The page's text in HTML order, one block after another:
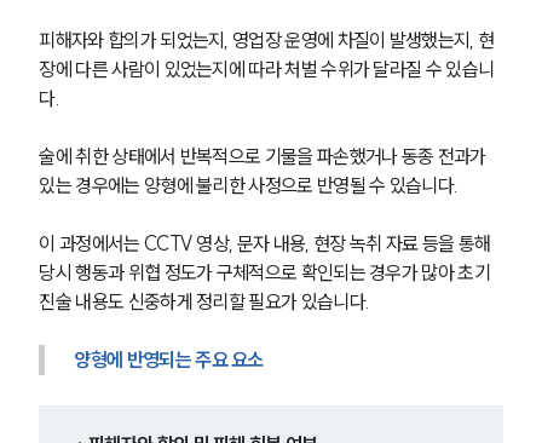
피해자와 합의가 되었는지, 영업장 운영에 차질이 발생했는지, 현
장에 다른 사람이 있었는지에 따라 처벌 수위가 달라질 수 있습니
다.
술에 취한 상태에서 반복적으로 기물을 파손했거나 동종 전과가
있는 경우에는 양형에 불리한 사정으로 반영될 수 있습니다.
이 과정에서는 CCTV 영상, 문자 내용, 현장 녹취 자료 등을 통해
당시 행동과 위협 정도가 구체적으로 확인되는 경우가 많아 초기
진술 내용도 신중하게 정리할 필요가 있습니다.
양형에 반영되는 주요 요소